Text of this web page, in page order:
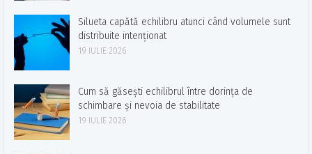
Silueta capătă echilibru atunci când volumele sunt
distribuite intenționat
19 IULIE 2026
Cum să găsești echilibrul între dorința de
schimbare și nevoia de stabilitate
19 IULIE 2026